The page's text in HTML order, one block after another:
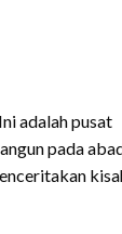
adalah pusat
pada